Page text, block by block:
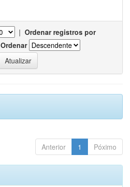
| Ordenar registros por
Ordenar
Anterior 1 Póximo